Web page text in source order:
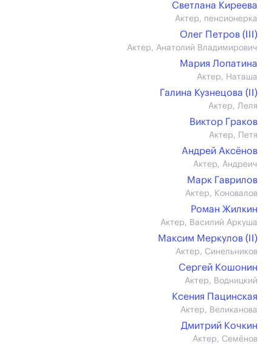
Светлана Киреева
Актер, пенсионерка
Олег Петров (III)
Актер, Анатолий Владимирович
Мария Лопатина
Актер, Наташа
Галина Кузнецова (II)
Актер, Леля
Виктор Граков
Актер, Петя
Андрей Аксёнов
Актер, Андреич
Марк Гаврилов
Актер, Коновалов
Роман Жилкин
Актер, Василий Аркуша
Максим Меркулов (II)
Актер, Синельников
Сергей Кошонин
Актер, Водницкий
Ксения Пацинская
Актер, Великанова
Дмитрий Кочкин
Актер, Семёнов